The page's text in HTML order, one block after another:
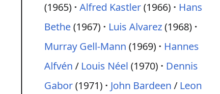
(1965) Alfred Kastler(1966)
Hans
Bethe(1967) Luis Alvarez(1968)
Murray Gell-Mann (1969)
Hannes
Alfvén / Louis Néel (1970)
Dennis
Gabor(1971) John Bardeen / Leon